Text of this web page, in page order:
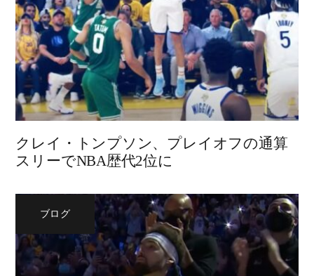
クレイ・トンプソン、プレイオフの通算
スリーでNBA歴代2位に
ブログ